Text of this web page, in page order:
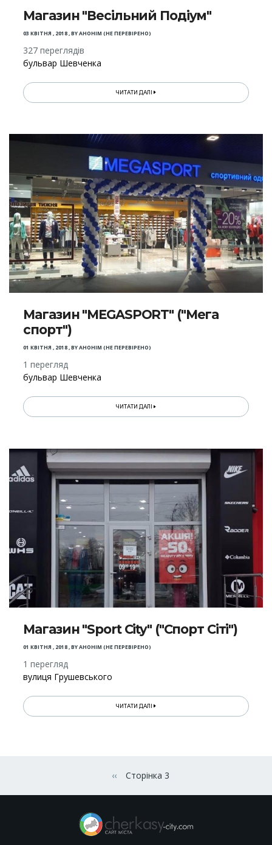
Магазин "Весільний Подіум"
03 КВІТНЯ , 2018,BYАНОНІМ (НЕ ПЕРЕВІРЕНО)
327 переглядів
бульвар Шевченка
ЧИТАТИ ДАЛІ
Магазин "MEGASPORT" ("Мега
спорт")
01 КВІТНЯ , 2018,BYАНОНІМ (НЕ ПЕРЕВІРЕНО)
1 перегляд
бульвар Шевченка
ЧИТАТИ ДАЛІ
Магазин "Sport City" ("Спорт Сіті")
01 КВІТНЯ , 2018,BYАНОНІМ (НЕ ПЕРЕВІРЕНО)
1 перегляд
вулиця Грушевського
ЧИТАТИ ДАЛІ
сторінки
Попередня сторінка
‹‹ Сторінка 3